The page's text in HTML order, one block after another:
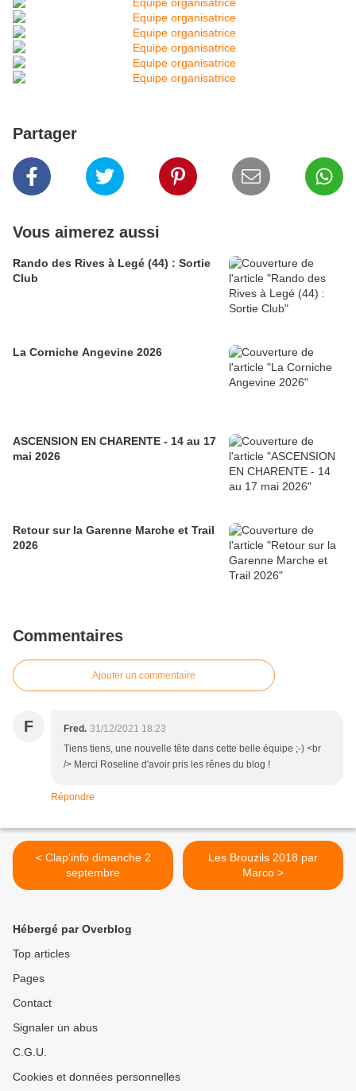
Partager
Vous aimerez aussi
Rando des Rives à Legé (44) : Sortie
Club
La Corniche Angevine 2026
ASCENSION EN CHARENTE - 14 au 17
mai 2026
Retour sur la Garenne Marche et Trail
2026
Commentaires
Ajouter un commentaire
F Fred. 31/12/2021 18:23
Tiens tiens, une nouvelle tête dans cette belle équipe ;-) <br
/> Merci Roseline d'avoir pris les rênes du blog !
Répondre
< Clap'info dimanche 2
septembre
Les Brouzils 2018 par
Marco >
Hébergé par Overblog
Top articles
Pages
Contact
Signaler un abus
C.G.U.
Cookies et données personnelles